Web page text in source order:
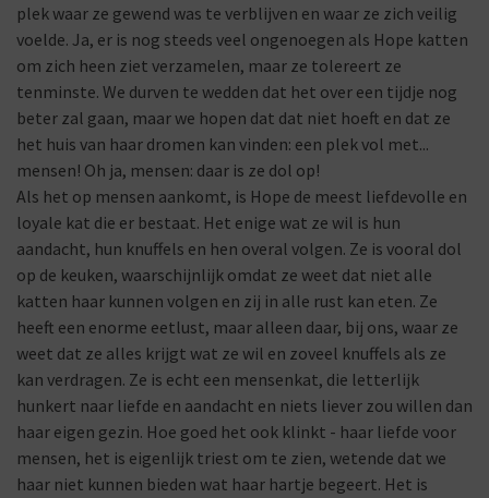
plek waar ze gewend was te verblijven en waar ze zich veilig
voelde. Ja, er is nog steeds veel ongenoegen als Hope katten
om zich heen ziet verzamelen, maar ze tolereert ze
tenminste. We durven te wedden dat het over een tijdje nog
beter zal gaan, maar we hopen dat dat niet hoeft en dat ze
het huis van haar dromen kan vinden: een plek vol met...
mensen! Oh ja, mensen: daar is ze dol op!
Als het op mensen aankomt, is Hope de meest liefdevolle en
loyale kat die er bestaat. Het enige wat ze wil is hun
aandacht, hun knuffels en hen overal volgen. Ze is vooral dol
op de keuken, waarschijnlijk omdat ze weet dat niet alle
katten haar kunnen volgen en zij in alle rust kan eten. Ze
heeft een enorme eetlust, maar alleen daar, bij ons, waar ze
weet dat ze alles krijgt wat ze wil en zoveel knuffels als ze
kan verdragen. Ze is echt een mensenkat, die letterlijk
hunkert naar liefde en aandacht en niets liever zou willen dan
haar eigen gezin. Hoe goed het ook klinkt - haar liefde voor
mensen, het is eigenlijk triest om te zien, wetende dat we
haar niet kunnen bieden wat haar hartje begeert. Het is